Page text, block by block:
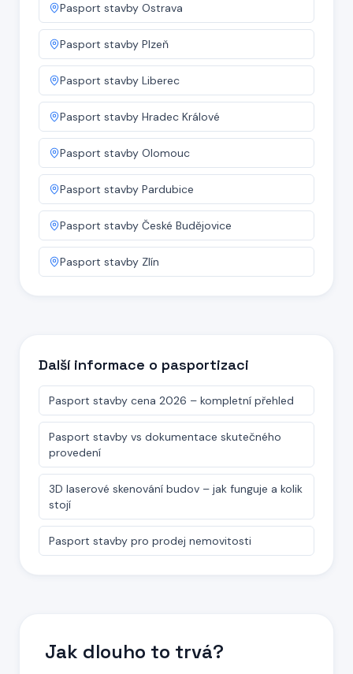
Pasport stavby Ostrava
Pasport stavby Plzeň
Pasport stavby Liberec
Pasport stavby Hradec Králové
Pasport stavby Olomouc
Pasport stavby Pardubice
Pasport stavby České Budějovice
Pasport stavby Zlín
Další informace o pasportizaci
Pasport stavby cena 2026 – kompletní přehled
Pasport stavby vs dokumentace skutečného
provedení
3D laserové skenování budov – jak funguje a kolik
stojí
Pasport stavby pro prodej nemovitosti
Jak dlouho to trvá?